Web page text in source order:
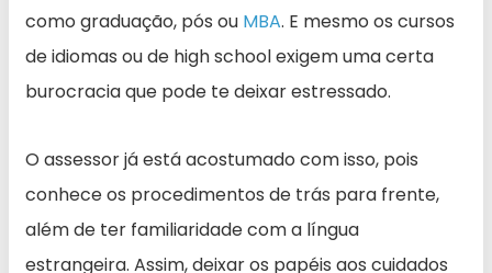
como graduação, pós ou MBA. E mesmo os cursos
de idiomas ou de high school exigem uma certa
burocracia que pode te deixar estressado.
O assessor já está acostumado com isso, pois
conhece os procedimentos de trás para frente,
além de ter familiaridade com a língua
estrangeira. Assim, deixar os papéis aos cuidados